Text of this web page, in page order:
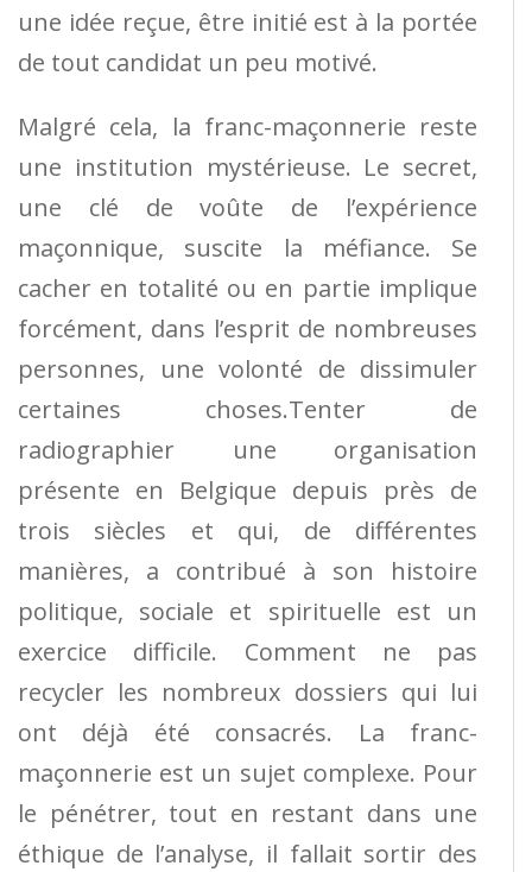
une idée reçue, être initié est à la portée
de tout candidat un peu motivé.
Malgré cela, la franc-maçonnerie reste
une institution mystérieuse. Le secret,
une clé de voûte de l’expérience
maçonnique, suscite la méfiance. Se
cacher en totalité ou en partie implique
forcément, dans l’esprit de nombreuses
personnes, une volonté de dissimuler
certaines choses.Tenter de
radiographier une organisation
présente en Belgique depuis près de
trois siècles et qui, de différentes
manières, a contribué à son histoire
politique, sociale et spirituelle est un
exercice difficile. Comment ne pas
recycler les nombreux dossiers qui lui
ont déjà été consacrés. La franc-
maçonnerie est un sujet complexe. Pour
le pénétrer, tout en restant dans une
éthique de l’analyse, il fallait sortir des